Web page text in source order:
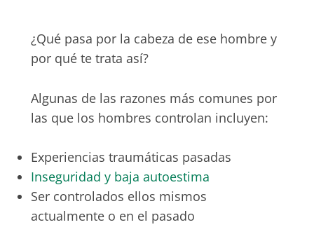
¿Qué pasa por la cabeza de ese hombre y
por qué te trata así?
Algunas de las razones más comunes por
las que los hombres controlan incluyen:
Experiencias traumáticas pasadas
Inseguridad y baja autoestima
Ser controlados ellos mismos
actualmente o en el pasado